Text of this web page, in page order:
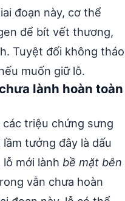
đoạn này, cơ thể
để bít vết thương,
Tuyệt đối không tháo
muốn giữ lỗ.
lành hoàn toàn
các triệu chứng sưng
tưởng đây là dấu
mới lành bề mặt bên
vẫn chưa hoàn